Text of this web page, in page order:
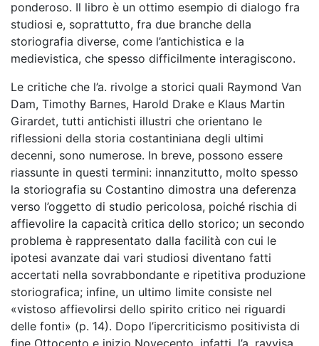
ponderoso. Il libro è un ottimo esempio di dialogo fra
studiosi e, soprattutto, fra due branche della
storiografia diverse, come l’antichistica e la
medievistica, che spesso difficilmente interagiscono.
Le critiche che l’a. rivolge a storici quali Raymond Van
Dam, Timothy Barnes, Harold Drake e Klaus Martin
Girardet, tutti antichisti illustri che orientano le
riflessioni della storia costantiniana degli ultimi
decenni, sono numerose. In breve, possono essere
riassunte in questi termini: innanzitutto, molto spesso
la storiografia su Costantino dimostra una deferenza
verso l’oggetto di studio pericolosa, poiché rischia di
affievolire la capacità critica dello storico; un secondo
problema è rappresentato dalla facilità con cui le
ipotesi avanzate dai vari studiosi diventano fatti
accertati nella sovrabbondante e ripetitiva produzione
storiografica; infine, un ultimo limite consiste nel
«vistoso affievolirsi dello spirito critico nei riguardi
delle fonti» (p. 14). Dopo l’ipercriticismo positivista di